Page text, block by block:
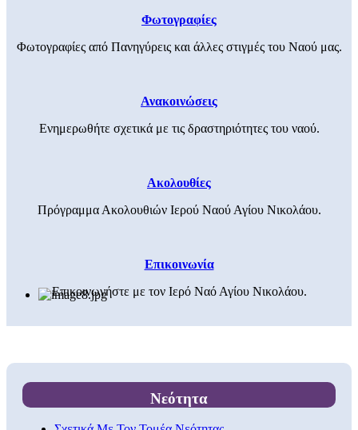
Φωτογραφίες
Φωτογραφίες από Πανηγύρεις και άλλες στιγμές του Ναού μας.
Ανακοινώσεις
Ενημερωθήτε σχετικά με τις δραστηριότητες του ναού.
Ακολουθίες
Πρόγραμμα Ακολουθιών Ιερού Ναού Αγίου Νικολάου.
Επικοινωνία
Επικοινωνήστε με τον Ιερό Ναό Αγίου Νικολάου.
Νεότητα